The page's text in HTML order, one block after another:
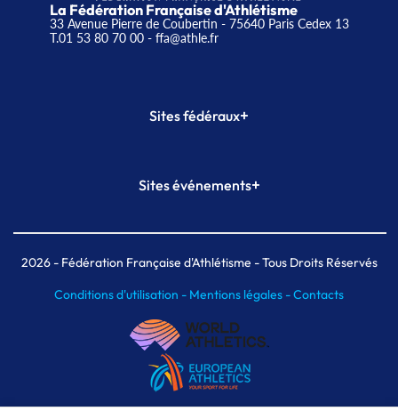
La Fédération Française d'Athlétisme
33 Avenue Pierre de Coubertin - 75640 Paris Cedex 13
T.01 53 80 70 00- ffa@athle.fr
Sites fédéraux+
Plateforme Formation
Sites événements+
Meeting de Paris indoor
MAIF Ekiden de Paris
2026- Fédération Française d'Athlétisme - Tous Droits Réservés
Conditions d'utilisation - Mentions légales -Contacts